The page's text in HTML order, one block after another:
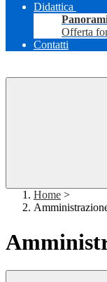
Didattica
Offerta
Contatti
Home >